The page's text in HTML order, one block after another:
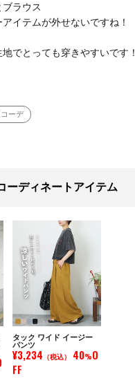
ラウス
イテムが外せないですね！
でとっても穿きやすいです！
ーデ
ーディネートアイテム
タック ワイド イージー
パンツ
¥3,234 （税込） 40%O
FF